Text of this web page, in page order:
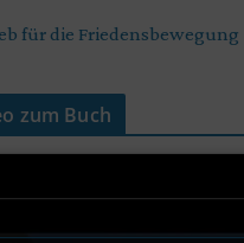
für die Friedensbewegung
zum Buch